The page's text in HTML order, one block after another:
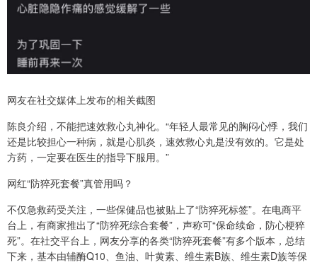
网友在社交媒体上发布的相关截图
陈良介绍，不能把速效救心丸神化。“年轻人最常见的胸闷心悸，我们
还是比较担心一种病，就是心肌炎，速效救心丸是没有效的。它是处
方药，一定要在医生的指导下服用。”
网红“防猝死套餐”真管用吗？
不仅急救药受关注，一些保健品也被贴上了“防猝死标签”。在电商平
台上，有商家推出了“防猝死综合套餐”，声称可“保命续命，防心梗猝
死”。在社交平台上，网友分享的各类“防猝死套餐”有多个版本，总结
下来，基本由辅酶Q10、鱼油、叶黄素、维生素B族、维生素D族等保